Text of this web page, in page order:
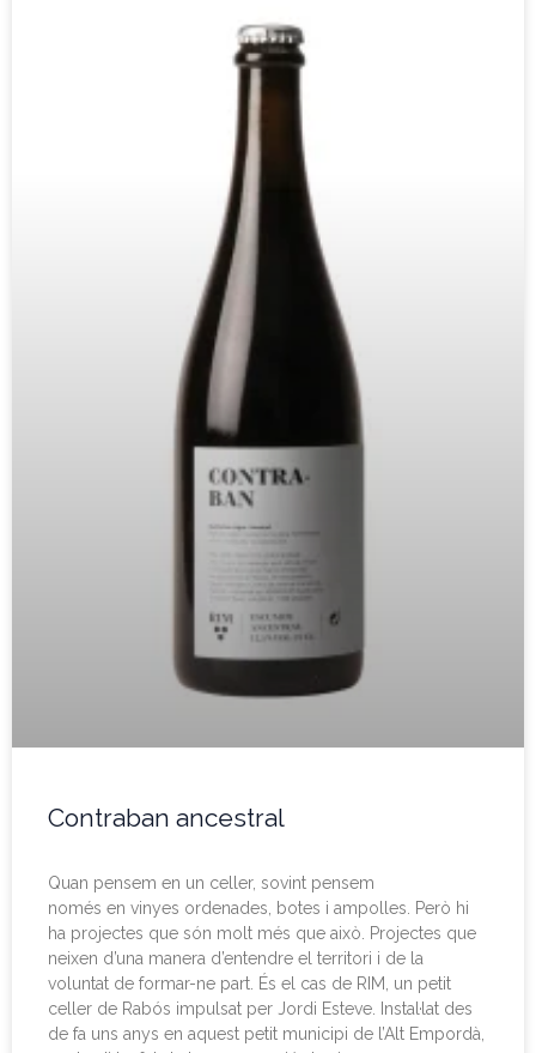
Contraban ancestral
Quan pensem en un celler, sovint pensem
només en vinyes ordenades, botes i ampolles. Però hi
ha projectes que són molt més que això. Projectes que
neixen d’una manera d’entendre el territori i de la
voluntat de formar-ne part. És el cas de RIM, un petit
celler de Rabós impulsat per Jordi Esteve. Instal·lat des
de fa uns anys en aquest petit municipi de l’Alt Empordà,